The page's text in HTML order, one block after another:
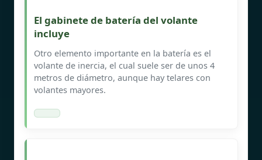
El gabinete de batería del volante
incluye
Otro elemento importante en la batería es el
volante de inercia, el cual suele ser de unos 4
metros de diámetro, aunque hay telares con
volantes mayores.